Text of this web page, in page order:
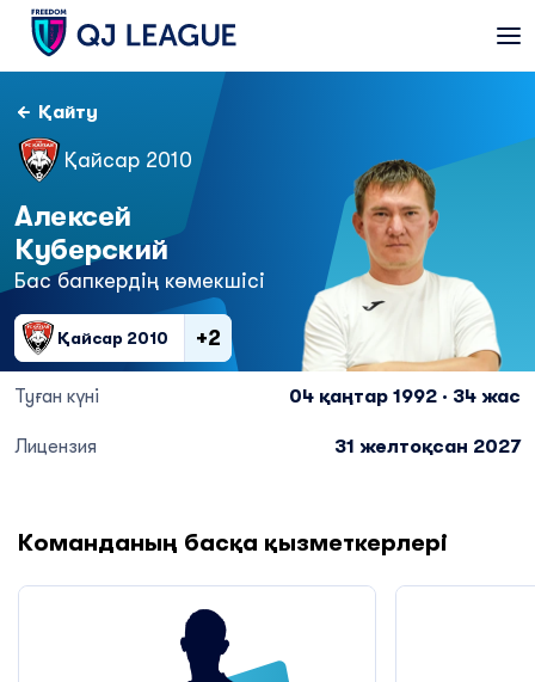
Қайту
Қайсар 2010
Алексей
Куберский
Бас бапкердің көмекшісі
Қайсар 2010 +2
Туған күні 04 қаңтар 1992 · 34 жас
Лицензия 31 желтоқсан 2027
Команданың басқа қызметкерлері